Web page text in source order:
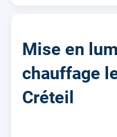
Mise en
chauffage
Créteil